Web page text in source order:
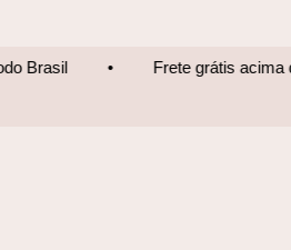
Frete grátis acima de R$600 • Entrega